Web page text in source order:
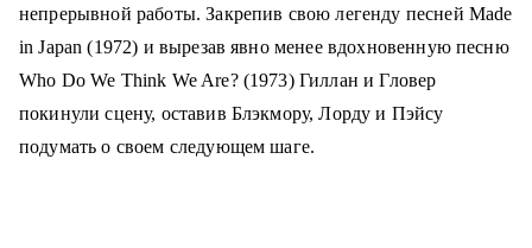
непрерывной работы. Закрепив свою легенду песней Made
in Japan (1972) и вырезав явно менее вдохновенную песню
Who Do We Think We Are? (1973) Гиллан и Гловер
покинули сцену, оставив Блэкмору, Лорду и Пэйсу
подумать о своем следующем шаге.